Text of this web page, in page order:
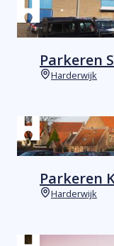
Parkeren
Harderwijk
Parkeren
Harderwijk